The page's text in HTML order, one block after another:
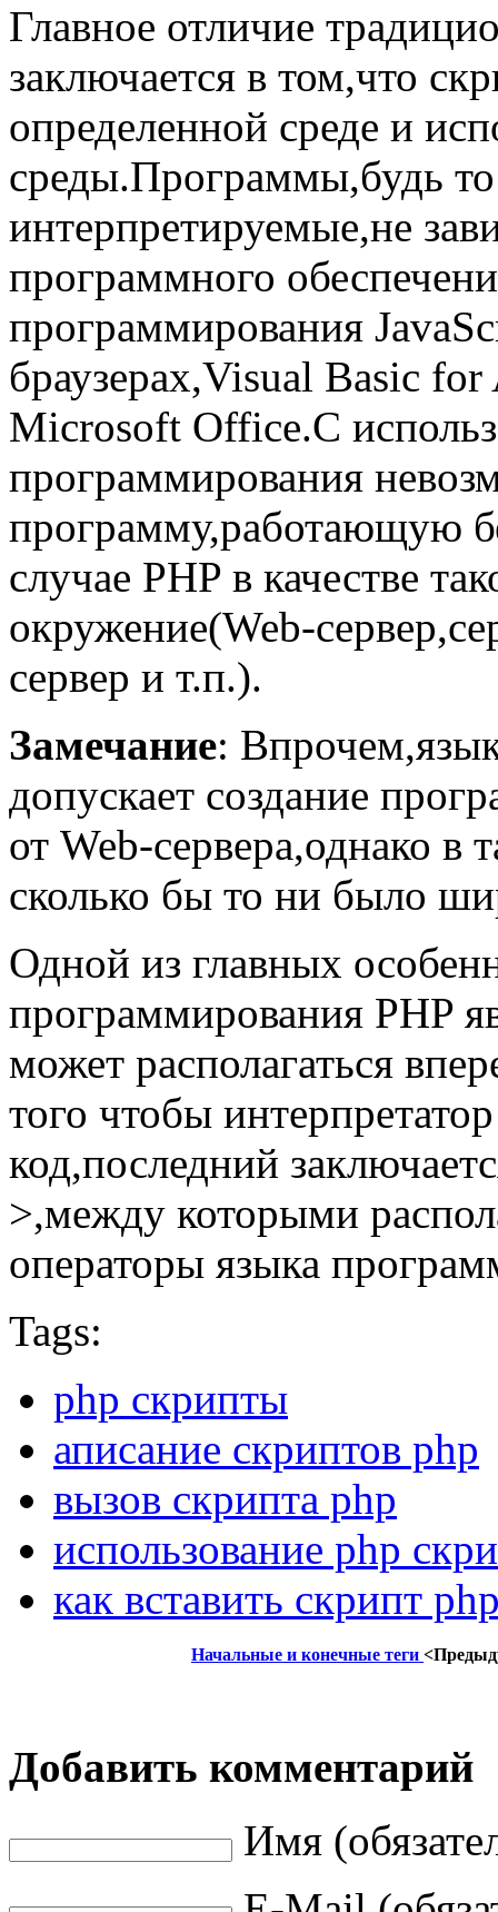
Главное отличие
заключается в том,что
определенной среде и
среды.Программы,будь
интерпретируемые,не
программного
программирования
браузерах,Visual Basic
Microsoft Office.С
программирования
программу,работающую
случае PHP в качестве
окружение(Web-
сервер и т.п.).
Замечание:
допускает создание
от Web-сервера,однако в
сколько бы то ни было
Одной из главных
программирования PHP
может располагаться
того чтобы
код,последний
>,между которыми
операторы языка
Tags:
php скрипты
аписание скриптов php
вызов скрипта php
использование php
как вставить скрипт
Начальные и конечные теги
Добавить комментарий
Имя